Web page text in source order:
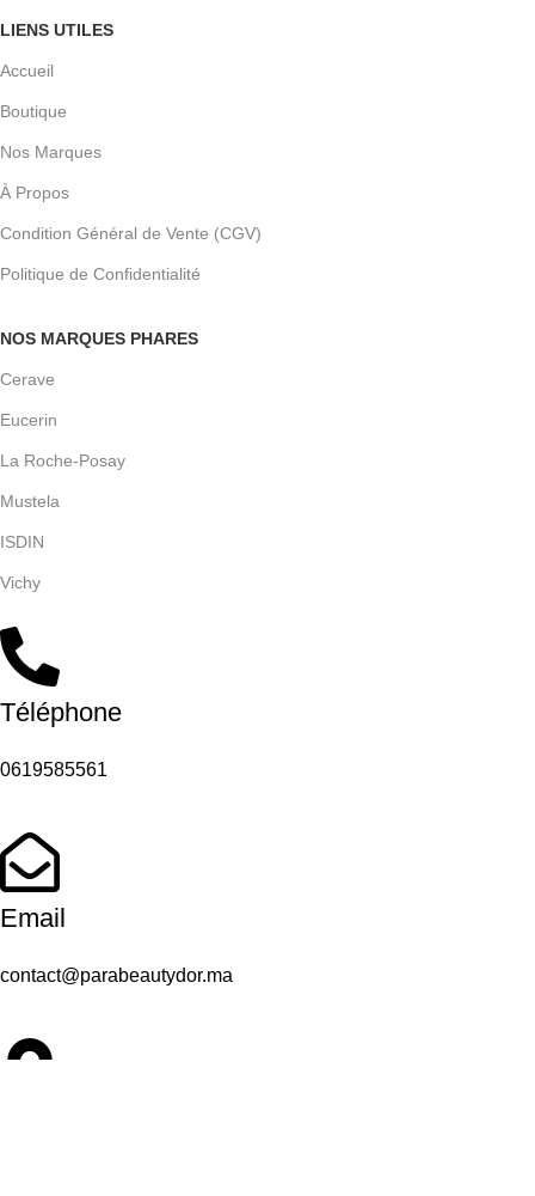
LIENS UTILES
Accueil
Boutique
Nos Marques
À Propos
Condition Général de Vente (CGV)
Politique de Confidentialité
NOS MARQUES PHARES
Cerave
Eucerin
La Roche-Posay
Mustela
ISDIN
Vichy
Téléphone
0619585561
Email
contact@parabeautydor.ma